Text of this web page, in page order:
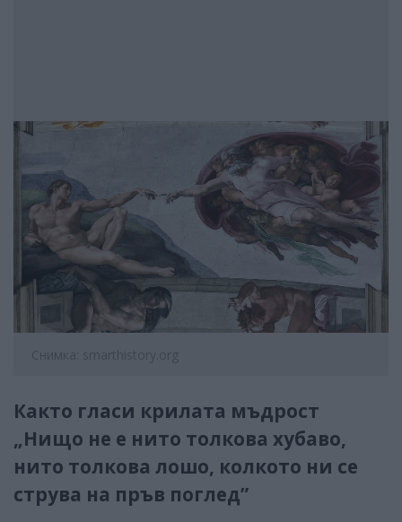
Снимка: smarthistory.org
Както гласи крилата мъдрост
„Нищо не е нито толкова хубаво,
нито толкова лошо, колкото ни се
струва на пръв поглед”